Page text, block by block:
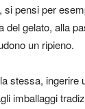
si pensi per
del gelato, alla
un ripieno.
stessa, ingerire
imballaggi